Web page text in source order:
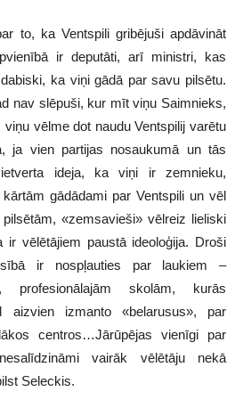
to, ka Ventspili gribējuši apdāvināt
ir deputāti, arī ministri, kas
ka viņi gādā par savu pilsētu.
nav slēpuši, kur mīt viņu Saimnieks,
vēlme dot naudu Ventspilij varētu
ja vien partijas nosaukumā un tās
ideja, ka viņi ir zemnieku,
gādādami par Ventspili un vēl
«zemsavieši» vēlreiz lieliski
ir vēlētājiem paustā ideoloģija. Droši
ir nospļauties par laukiem –
profesionālajām skolām, kurās
aizvien izmanto «belarusus», par
centros…Jārūpējas vienīgi par
vairāk vēlētāju nekā
Seleckis.